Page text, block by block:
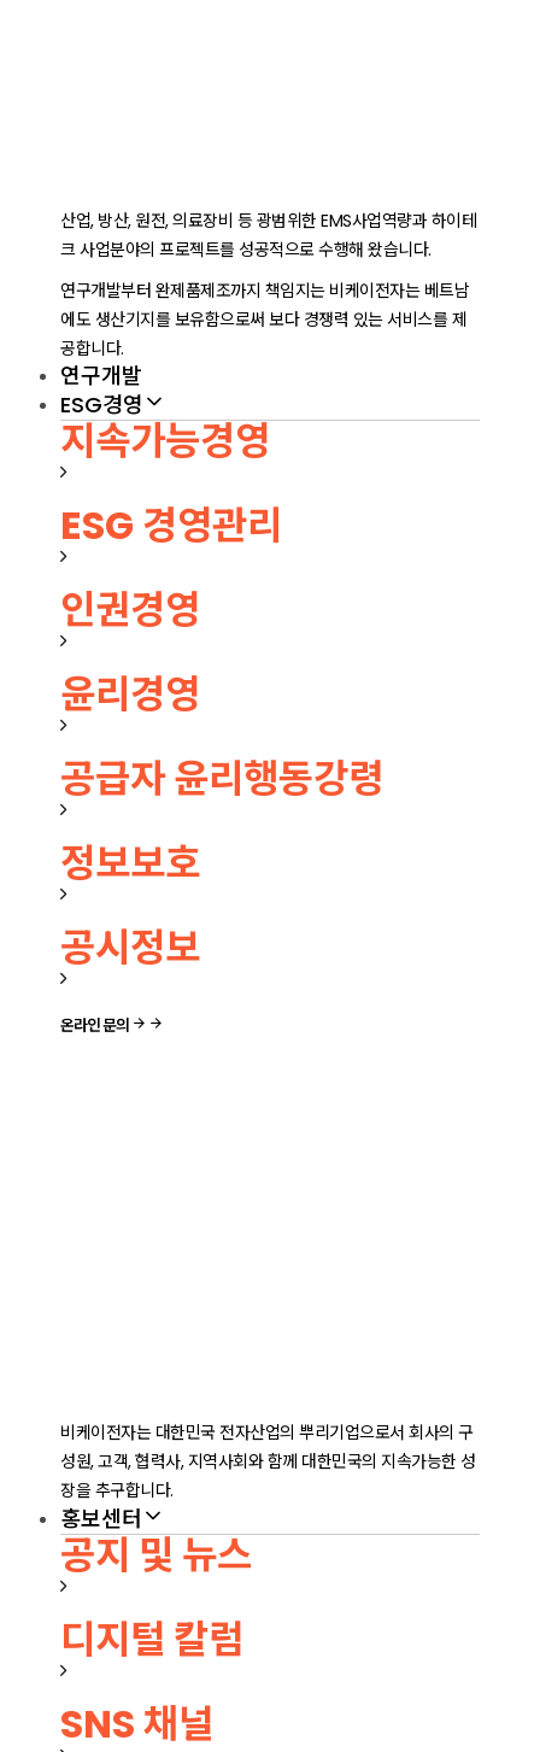
산업, 방산, 원전, 의료장비 등 광범위한 EMS사업역량과 하이테
크 사업분야의 프로젝트를 성공적으로 수행해 왔습니다.
연구개발부터 완제품제조까지 책임지는 비케이전자는 베트남
에도 생산기지를 보유함으로써 보다 경쟁력 있는 서비스를 제
공합니다.
연구개발
ESG경영
지속가능경영
ESG 경영관리
인권경영
윤리경영
공급자 윤리행동강령
정보보호
공시정보
온라인 문의
비케이전자는 대한민국 전자산업의 뿌리기업으로서 회사의 구
성원, 고객, 협력사, 지역사회와 함께 대한민국의 지속가능한 성
장을 추구합니다.
홍보센터
공지 및 뉴스
디지털 칼럼
SNS 채널